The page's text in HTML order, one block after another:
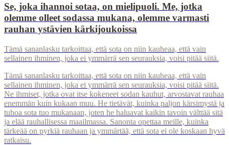
Se, joka ihannoi sotaa, on mielipuoli. Me, jotka
olemme olleet sodassa mukana, olemme varmasti
rauhan ystävien kärkijoukoissa
Tämä sananlasku tarkoittaa, että sota on niin kauheaa, että vain
sellainen ihminen, joka ei ymmärrä sen seurauksia, voisi pitää siitä.
Tämä sananlasku tarkoittaa, että sota on niin kauheaa, että vain
sellainen ihminen, joka ei ymmärrä sen seurauksia, voisi pitää siitä.
Ne ihmiset, jotka ovat itse kokeneet sodan kauhut, arvostavat rauhaa
enemmän kuin kukaan muu. He tietävät, kuinka paljon kärsimystä ja
tuhoa sota tuo mukanaan, joten he haluavat kaikin tavoin välttää sitä
ja elää rauhallisessa maailmassa. Sanonta opettaa meille, kuinka
tärkeää on pyrkiä rauhaan ja ymmärtää, että sota ei ole koskaan hyvä
ratkaisu.